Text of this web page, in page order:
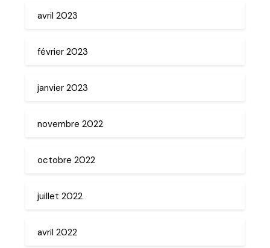
avril 2023
février 2023
janvier 2023
novembre 2022
octobre 2022
juillet 2022
avril 2022